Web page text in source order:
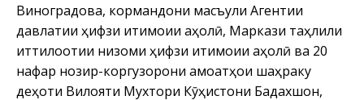
Виноградова, кормандони масъули Агентии
давлатии ҳифзи иҷтимоии аҳолӣ, Маркази таҳлили
иттилоотии низоми ҳифзи иҷтимоии аҳолӣ ва 20
нафар нозир-коргузорони ҷамоатҳои шаҳраку
деҳоти Вилояти Мухтори Кӯҳистони Бадахшон,